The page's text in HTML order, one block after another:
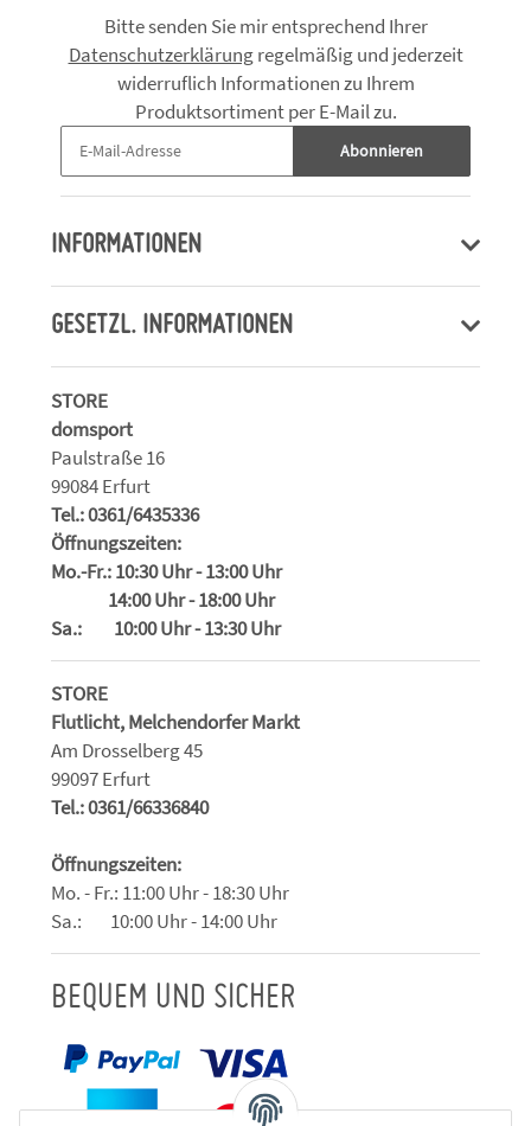
Bitte senden Sie mir entsprechend Ihrer
Datenschutzerklärungregelmäßig und jederzeit
widerruflich Informationen zu Ihrem
Produktsortiment per E-Mail zu.
Abonnieren
INFORMATIONEN
GESETZL. INFORMATIONEN
STORE
domsport
Paulstraße 16
99084 Erfurt
Tel.: 0361/6435336
Öffnungszeiten:
Mo.-Fr.: 10:30 Uhr - 13:00 Uhr
14:00 Uhr - 18:00 Uhr
Sa.: 10:00 Uhr - 13:30 Uhr
STORE
Flutlicht, Melchendorfer Markt
Am Drosselberg 45
99097 Erfurt
Tel.: 0361/66336840
Öffnungszeiten:
Mo. - Fr.: 11:00 Uhr - 18:30 Uhr
Sa.: 10:00 Uhr - 14:00 Uhr
BEQUEM UND SICHER